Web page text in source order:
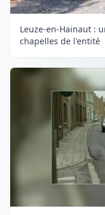
Leuze-en-Hainaut :
chapelles de l'entité